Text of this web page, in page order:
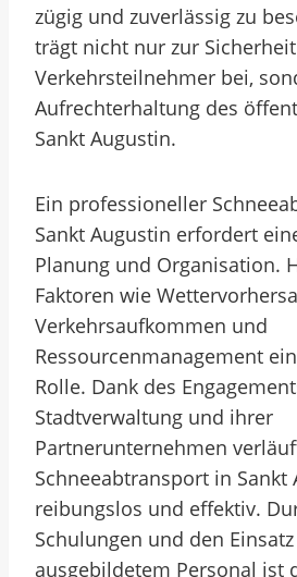
zügig und zuverlässig zu
trägt nicht nur zur
Verkehrsteilnehmer bei,
Aufrechterhaltung des
Sankt Augustin.
Ein professioneller
Sankt Augustin erfordert
Planung und Organisation.
Faktoren wie
Verkehrsaufkommen und
Ressourcenmanagement
Rolle. Dank des
Stadtverwaltung und ihrer
Partnerunternehmen
Schneeabtransport in Sankt
reibungslos und effektiv.
Schulungen und den
ausgebildetem Personal ist